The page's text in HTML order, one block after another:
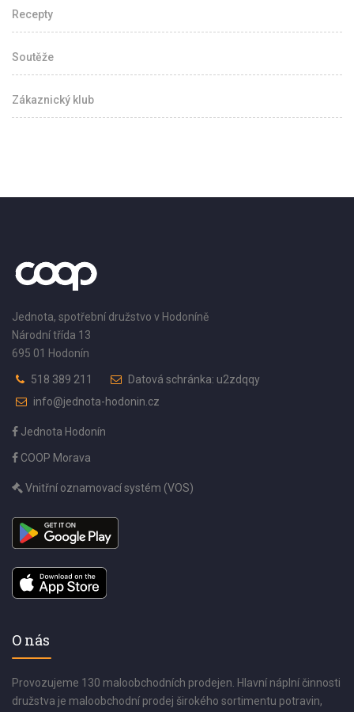
Recepty
Soutěže
Zákaznický klub
Jednota, spotřební družstvo v Hodoníně
Národní třída 13
695 01 Hodonín
518 389 211
Datová schránka: u2zdqqy
info@jednota-hodonin.cz
Jednota Hodonín
COOP Morava
Vnitřní oznamovací systém (VOS)
O nás
Provozujeme 130 maloobchodních prodejen. Hlavní náplní činnosti
družstva je maloobchodní prodej širokého sortimentu potravin,